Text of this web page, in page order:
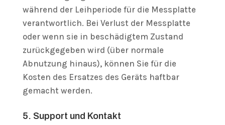
während der Leihperiode für die Messplatte
verantwortlich. Bei Verlust der Messplatte
oder wenn sie in beschädigtem Zustand
zurückgegeben wird (über normale
Abnutzung hinaus), können Sie für die
Kosten des Ersatzes des Geräts haftbar
gemacht werden.
5. Support und Kontakt